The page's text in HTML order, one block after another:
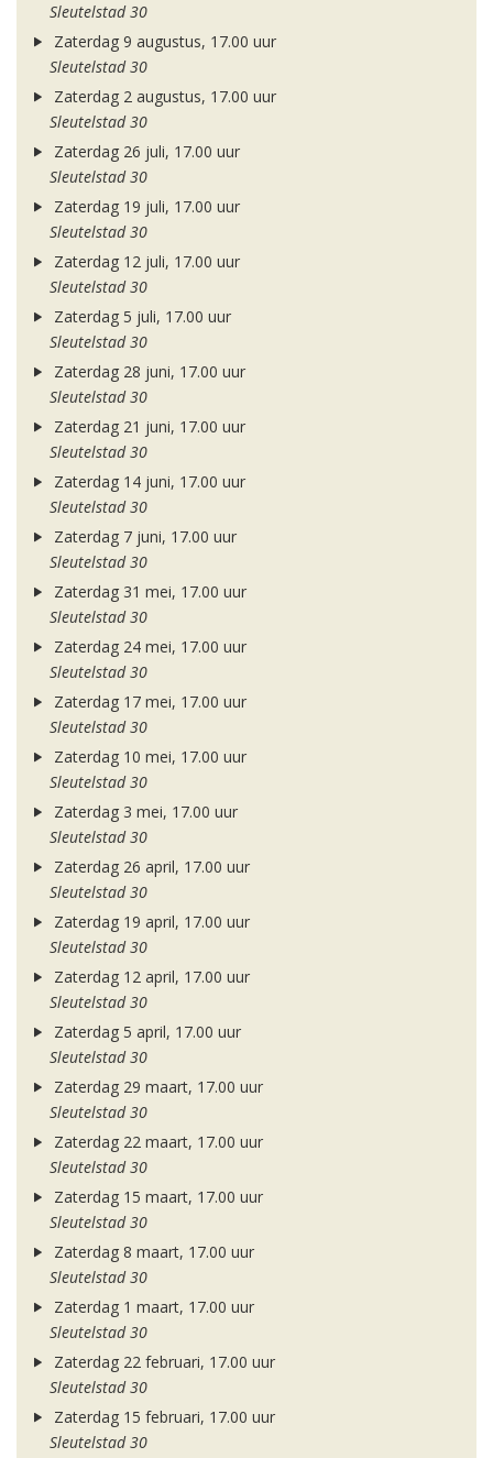
Sleutelstad 30
Zaterdag 9 augustus, 17.00 uur
Sleutelstad 30
Zaterdag 2 augustus, 17.00 uur
Sleutelstad 30
Zaterdag 26 juli, 17.00 uur
Sleutelstad 30
Zaterdag 19 juli, 17.00 uur
Sleutelstad 30
Zaterdag 12 juli, 17.00 uur
Sleutelstad 30
Zaterdag 5 juli, 17.00 uur
Sleutelstad 30
Zaterdag 28 juni, 17.00 uur
Sleutelstad 30
Zaterdag 21 juni, 17.00 uur
Sleutelstad 30
Zaterdag 14 juni, 17.00 uur
Sleutelstad 30
Zaterdag 7 juni, 17.00 uur
Sleutelstad 30
Zaterdag 31 mei, 17.00 uur
Sleutelstad 30
Zaterdag 24 mei, 17.00 uur
Sleutelstad 30
Zaterdag 17 mei, 17.00 uur
Sleutelstad 30
Zaterdag 10 mei, 17.00 uur
Sleutelstad 30
Zaterdag 3 mei, 17.00 uur
Sleutelstad 30
Zaterdag 26 april, 17.00 uur
Sleutelstad 30
Zaterdag 19 april, 17.00 uur
Sleutelstad 30
Zaterdag 12 april, 17.00 uur
Sleutelstad 30
Zaterdag 5 april, 17.00 uur
Sleutelstad 30
Zaterdag 29 maart, 17.00 uur
Sleutelstad 30
Zaterdag 22 maart, 17.00 uur
Sleutelstad 30
Zaterdag 15 maart, 17.00 uur
Sleutelstad 30
Zaterdag 8 maart, 17.00 uur
Sleutelstad 30
Zaterdag 1 maart, 17.00 uur
Sleutelstad 30
Zaterdag 22 februari, 17.00 uur
Sleutelstad 30
Zaterdag 15 februari, 17.00 uur
Sleutelstad 30